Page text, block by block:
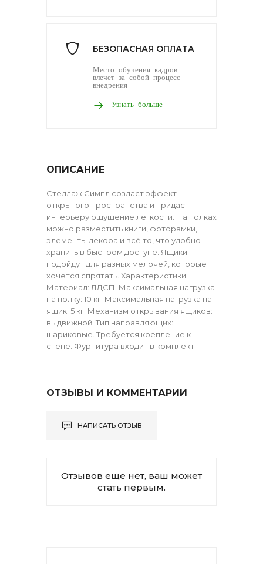
БЕЗОПАСНАЯ ОПЛАТА
Место обучения кадров
влечет за собой процесс
внедрения
Узнать больше
ОПИСАНИЕ
Стеллаж Симпл создаст эффект
открытого пространства и придаст
интерьеру ощущение легкости. На полках
можно разместить книги, фоторамки,
элементы декора и всё то, что удобно
хранить в быстром доступе. Ящики
подойдут для разных мелочей, которые
хочется спрятать. Характеристики:
Материал: ЛДСП. Максимальная нагрузка
на полку: 10 кг. Максимальная нагрузка на
ящик: 5 кг. Механизм открывания ящиков:
выдвижной. Тип направляющих:
шариковые. Требуется крепление к
стене. Фурнитура входит в комплект.
ОТЗЫВЫ И КОММЕНТАРИИ
НАПИСАТЬ ОТЗЫВ
Отзывов еще нет, ваш может
стать первым.